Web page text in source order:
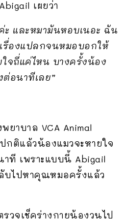
เผยว่า
ะ และหมามันหอบเนอะ ฉัน
รื่องแปลกจนหมอบอกให้
จถี่แค่ไหน บางครั้งน้อง
ต่อนาทีเลย”
ยาบาล VCA Animal
กติแล้วน้องแมวจะหายใจ
ที เพราะแบบนี้ Abigail
ไปหาคุณหมอครั้งแล้ว
วจเช็คร่างกายน้องวนไป